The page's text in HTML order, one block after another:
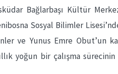
Bağlarbaşı Kültür
Sosyal Bilimler
ve Yunus Emre Obut’un
yoğun bir çalışma